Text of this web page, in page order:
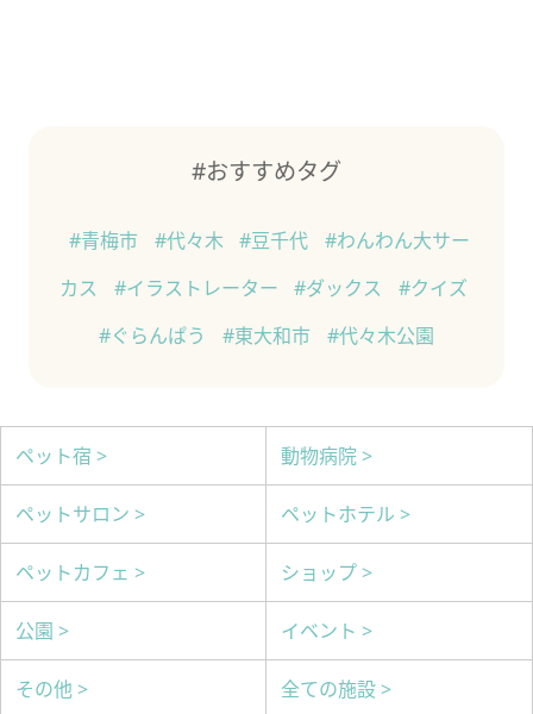
#おすすめタグ
#青梅市 #代々木 #豆千代
#わんわん大サー
カス
#イラストレーター #ダックス
#クイズ
#ぐらんぱう
#東大和市 #代々木公園
ペット宿 > 動物病院 >
ペットサロン > ペットホテル >
ペットカフェ > ショップ >
公園 > イベント >
その他 > 全ての施設 >